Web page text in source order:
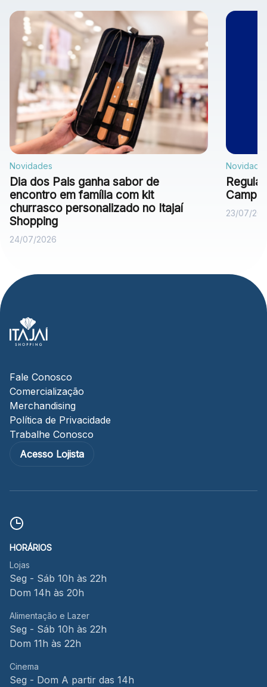
Novidades
Dia dos Pais ganha sabor de
encontro em família com kit
churrasco personalizado no Itajaí
Shopping
24/07/2026
23/07/
Fale Conosco
Comercialização
Merchandising
Política de Privacidade
Trabalhe Conosco
Acesso Lojista
HORÁRIOS
Lojas
Seg - Sáb 10h às 22h
Dom 14h às 20h
Alimentação e Lazer
Seg - Sáb 10h às 22h
Dom 11h às 22h
Cinema
Seg - Dom A partir das 14h